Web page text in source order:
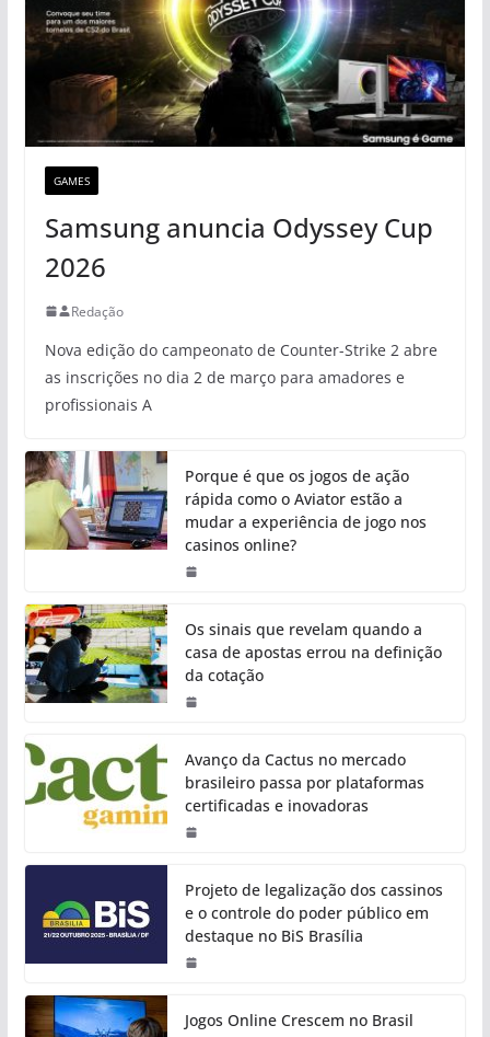
GAMES
Samsung anuncia Odyssey Cup
2026
Redação
Nova edição do campeonato de Counter-Strike 2 abre
as inscrições no dia 2 de março para amadores e
profissionais A
Porque é que os jogos de ação
rápida como o Aviator estão a
mudar a experiência de jogo nos
casinos online?
Os sinais que revelam quando a
casa de apostas errou na definição
da cotação
Avanço da Cactus no mercado
brasileiro passa por plataformas
certificadas e inovadoras
Projeto de legalização dos cassinos
e o controle do poder público em
destaque no BiS Brasília
Jogos Online Crescem no Brasil